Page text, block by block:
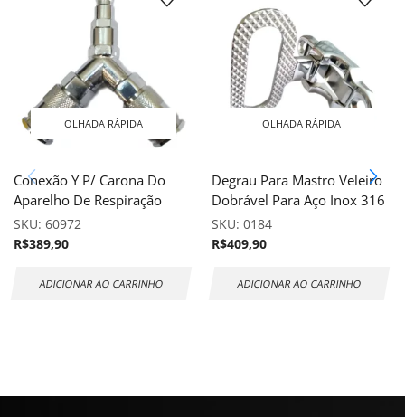
OLHADA RÁPIDA
Conexão Y P/ Carona Do
Aparelho De Respiração
SKU: 60972
R$389,90
ADICIONAR AO CARRINHO
OLHADA RÁPIDA
Degrau Para Mastro Veleiro
Dobrável Para Aço Inox 316
SKU: 0184
R$409,90
ADICIONAR AO CARRINHO